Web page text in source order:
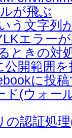
が飛ぶ
う文字列
エラー
ときの対
開範囲
に投
ド(ウォー
の認証処